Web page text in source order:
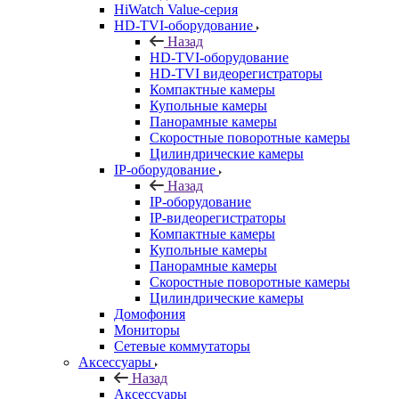
HiWatch Value-серия
HD-TVI-оборудование
Назад
HD-TVI-оборудование
HD-TVI видеорегистраторы
Компактные камеры
Купольные камеры
Панорамные камеры
Скоростные поворотные камеры
Цилиндрические камеры
IP-оборудование
Назад
IP-оборудование
IP-видеорегистраторы
Компактные камеры
Купольные камеры
Панорамные камеры
Скоростные поворотные камеры
Цилиндрические камеры
Домофония
Мониторы
Сетевые коммутаторы
Аксессуары
Назад
Аксессуары